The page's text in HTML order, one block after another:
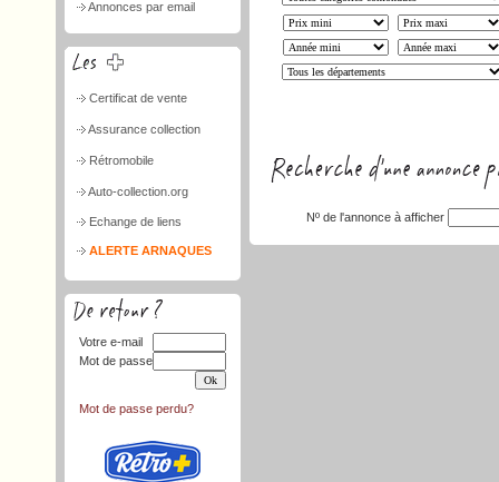
Annonces par email
Certificat de vente
Assurance collection
Rétromobile
Auto-collection.org
Echange de liens
ALERTE ARNAQUES
Votre e-mail
Mot de passe
Mot de passe perdu?
Nº de l'annonce à afficher